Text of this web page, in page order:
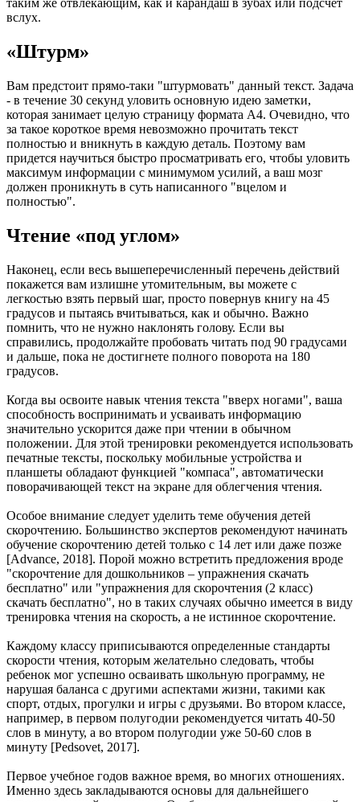
таким же отвлекающим, как и карандаш в зубах или подсчет
вслух.
«Штурм»
Вам предстоит прямо-таки "штурмовать" данный текст. Задача
- в течение 30 секунд уловить основную идею заметки,
которая занимает целую страницу формата А4. Очевидно, что
за такое короткое время невозможно прочитать текст
полностью и вникнуть в каждую деталь. Поэтому вам
придется научиться быстро просматривать его, чтобы уловить
максимум информации с минимумом усилий, а ваш мозг
должен проникнуть в суть написанного "вцелом и
полностью".
Чтение «под углом»
Наконец, если весь вышеперечисленный перечень действий
покажется вам излишне утомительным, вы можете с
легкостью взять первый шаг, просто повернув книгу на 45
градусов и пытаясь вчитываться, как и обычно. Важно
помнить, что не нужно наклонять голову. Если вы
справились, продолжайте пробовать читать под 90 градусами
и дальше, пока не достигнете полного поворота на 180
градусов.
Когда вы освоите навык чтения текста "вверх ногами", ваша
способность воспринимать и усваивать информацию
значительно ускорится даже при чтении в обычном
положении. Для этой тренировки рекомендуется использовать
печатные тексты, поскольку мобильные устройства и
планшеты обладают функцией "компаса", автоматически
поворачивающей текст на экране для облегчения чтения.
Особое внимание следует уделить теме обучения детей
скорочтению. Большинство экспертов рекомендуют начинать
обучение скорочтению детей только с 14 лет или даже позже
[Advance, 2018]. Порой можно встретить предложения вроде
"скорочтение для дошкольников – упражнения скачать
бесплатно" или "упражнения для скорочтения (2 класс)
скачать бесплатно", но в таких случаях обычно имеется в виду
тренировка чтения на скорость, а не истинное скорочтение.
Каждому классу приписываются определенные стандарты
скорости чтения, которым желательно следовать, чтобы
ребенок мог успешно осваивать школьную программу, не
нарушая баланса с другими аспектами жизни, такими как
спорт, отдых, прогулки и игры с друзьями. Во втором классе,
например, в первом полугодии рекомендуется читать 40-50
слов в минуту, а во втором полугодии уже 50-60 слов в
минуту [Рedsovet, 2017].
Первое учебное годов важное время, во многих отношениях.
Именно здесь закладываются основы для дальнейшего